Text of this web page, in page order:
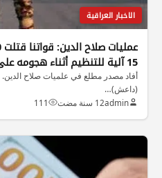
الاخبار العراقية
15 آلية للتنظيم أثناء هجومه على مصفى بيجي
أفاد مصدر مطلع في علميات صلاح
(داعش)…
admin12 سنة مضت 111